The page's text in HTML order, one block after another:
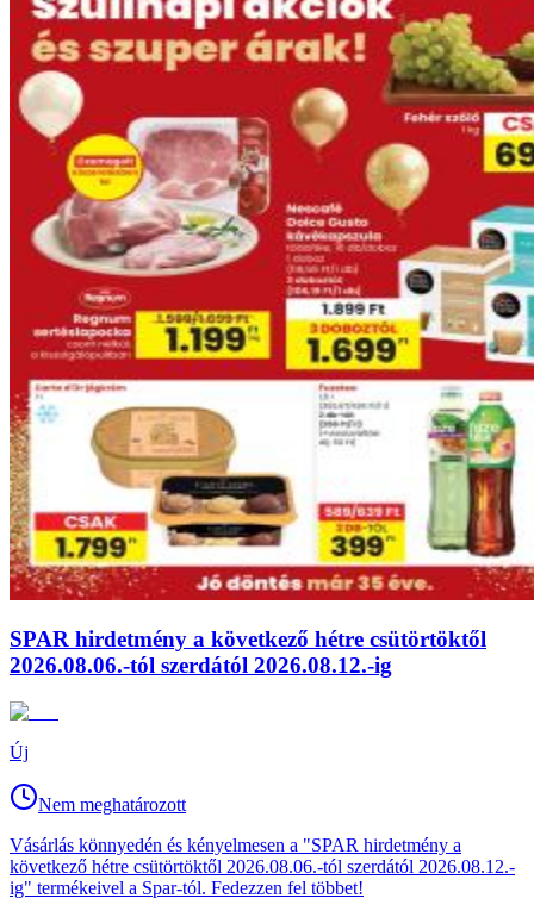
SPAR hirdetmény a következő hétre csütörtöktől
2026.08.06.-tól szerdától 2026.08.12.-ig
Új
Nem meghatározott
Vásárlás könnyedén és kényelmesen a "SPAR hirdetmény a
következő hétre csütörtöktől 2026.08.06.-tól szerdától 2026.08.12.-
ig" termékeivel a Spar-tól. Fedezzen fel többet!